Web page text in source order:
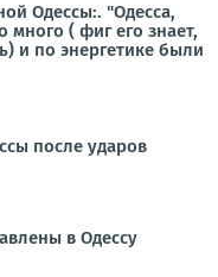
Одессы:. "Одесса,
( фиг его знает,
и по энергетике были
после ударов
в Одессу